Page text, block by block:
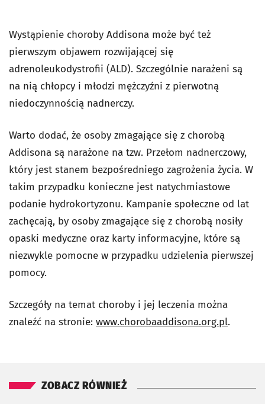
Wystąpienie choroby Addisona może być też
pierwszym objawem rozwijającej się
adrenoleukodystrofii (ALD). Szczególnie narażeni są
na nią chłopcy i młodzi mężczyźni z pierwotną
niedoczynnością nadnerczy.
Warto dodać, że osoby zmagające się z chorobą
Addisona są narażone na tzw. Przełom nadnerczowy,
który jest stanem bezpośredniego zagrożenia życia. W
takim przypadku konieczne jest natychmiastowe
podanie hydrokortyzonu. Kampanie społeczne od lat
zachęcają, by osoby zmagające się z chorobą nosiły
opaski medyczne oraz karty informacyjne, które są
niezwykle pomocne w przypadku udzielenia pierwszej
pomocy.
Szczegóły na temat choroby i jej leczenia można
znaleźć na stronie: www.chorobaaddisona.org.pl.
ZOBACZ RÓWNIEŻ